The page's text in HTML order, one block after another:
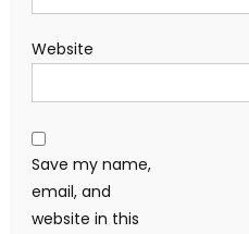
Website
Save my name,
email, and
website in this